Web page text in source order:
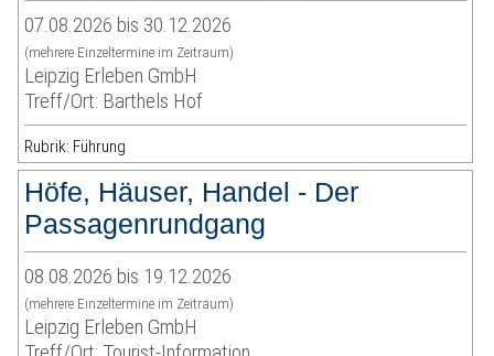
07.08.2026 bis 30.12.2026
(mehrere Einzeltermine im Zeitraum)
Leipzig Erleben GmbH
Treff/Ort: Barthels Hof
Rubrik: Führung
Höfe, Häuser, Handel - Der
Passagenrundgang
08.08.2026 bis 19.12.2026
(mehrere Einzeltermine im Zeitraum)
Leipzig Erleben GmbH